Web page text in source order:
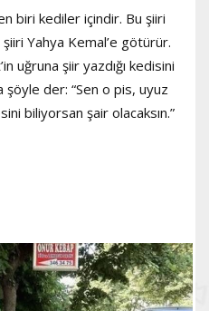
biri kediler içindir. Bu şiiri
Yahya Kemal’e götürür.
uğruna şiir yazdığı kedisini
der: “Sen o pis, uyuz
biliyorsan şair olacaksın.”